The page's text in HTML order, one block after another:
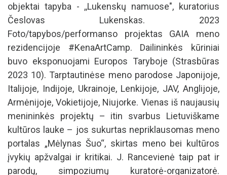
objektai tapyba - ,,Lukenskų namuose", kuratorius
Česlovas Lukenskas. 2023
Foto/tapybos/performanso projektas GAIA meno
rezidencijoje #KenaArtCamp. Dailininkės kūriniai
buvo eksponuojami Europos Taryboje (Strasbūras
2023 10). Tarptautinėse meno parodose Japonijoje,
Italijoje, Indijoje, Ukrainoje, Lenkijoje, JAV, Anglijoje,
Armėnijoje, Vokietijoje, Niujorke. Vienas iš naujausių
menininkės projektų – itin svarbus Lietuviškame
kultūros lauke – jos sukurtas nepriklausomas meno
portalas „Mėlynas Šuo“, skirtas meno bei kultūros
įvykių apžvalgai ir kritikai. J. Rancevienė taip pat ir
parodų, simpoziumų kuratorė-organizatorė.